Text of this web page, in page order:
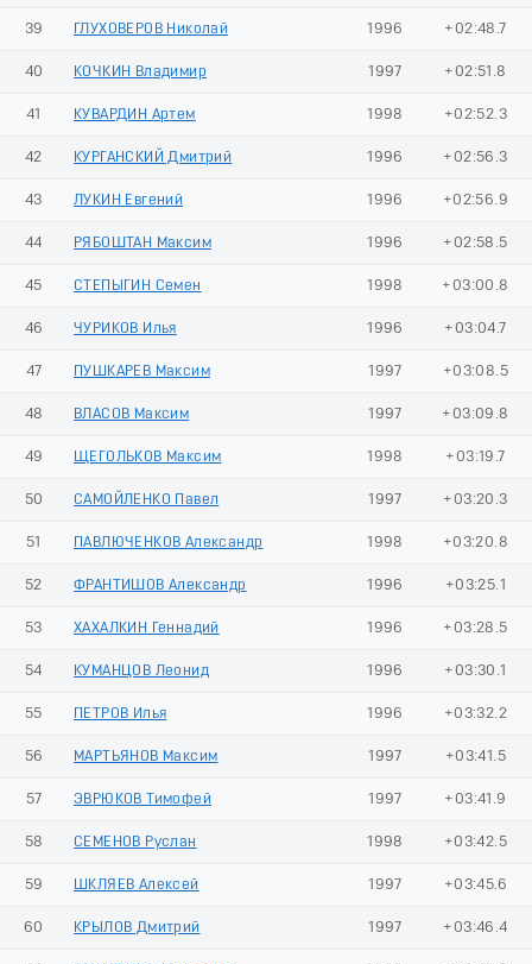
39 ГЛУХОВЕРОВ Николай 1996 +02:48.7
40 КОЧКИН Владимир 1997 +02:51.8
41 КУВАРДИН Артем 1998 +02:52.3
42 КУРГАНСКИЙ Дмитрий 1996 +02:56.3
43 ЛУКИН Евгений 1996 +02:56.9
44 РЯБОШТАН Максим 1996 +02:58.5
45 СТЕПЫГИН Семен 1998 +03:00.8
46 ЧУРИКОВ Илья 1996 +03:04.7
47 ПУШКАРЕВ Максим 1997 +03:08.5
48 ВЛАСОВ Максим 1997 +03:09.8
49 ЩЕГОЛЬКОВ Максим 1998 +03:19.7
50 САМОЙЛЕНКО Павел 1997 +03:20.3
51 ПАВЛЮЧЕНКОВ Александр 1998 +03:20.8
52 ФРАНТИШОВ Александр 1996 +03:25.1
53 ХАХАЛКИН Геннадий 1996 +03:28.5
54 КУМАНЦОВ Леонид 1996 +03:30.1
55 ПЕТРОВ Илья 1996 +03:32.2
56 МАРТЬЯНОВ Максим 1997 +03:41.5
57 ЭВРЮКОВ Тимофей 1997 +03:41.9
58 СЕМЕНОВ Руслан 1998 +03:42.5
59 ШКЛЯЕВ Алексей 1997 +03:45.6
60 КРЫЛОВ Дмитрий 1997 +03:46.4